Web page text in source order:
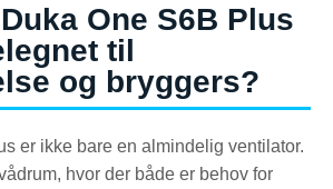
One S6B Plus
til
og bryggers?
er ikke bare en almindelig ventilator.
hvor der både er behov for